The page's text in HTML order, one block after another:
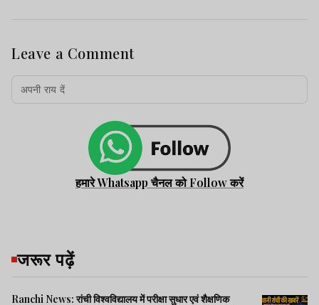
Leave a Comment
हमारे Whatsapp चैनल को Follow करें
जरूर पढ़ें
Ranchi News: रांची विश्वविद्यालय में परीक्षा सुधार एवं शैक्षणिक